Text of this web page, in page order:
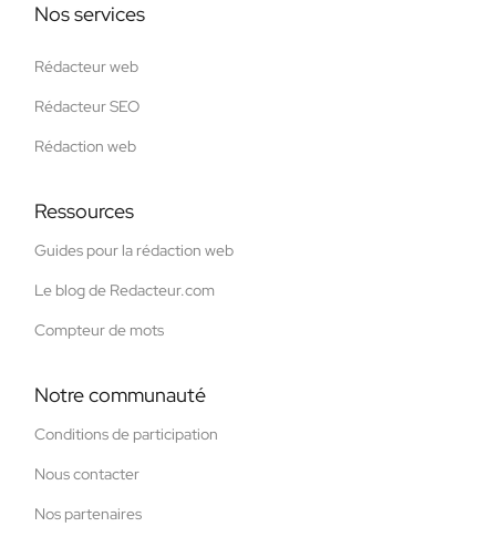
Nos services
Rédacteur web
Rédacteur SEO
Rédaction web
Ressources
Guides pour la rédaction web
Le blog de Redacteur.com
Compteur de mots
Notre communauté
Conditions de participation
Nous contacter
Nos partenaires